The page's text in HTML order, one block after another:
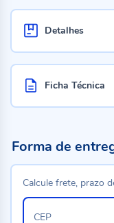
Detalhes
Ficha Técnica
Forma de
Calcule frete, prazo
CEP